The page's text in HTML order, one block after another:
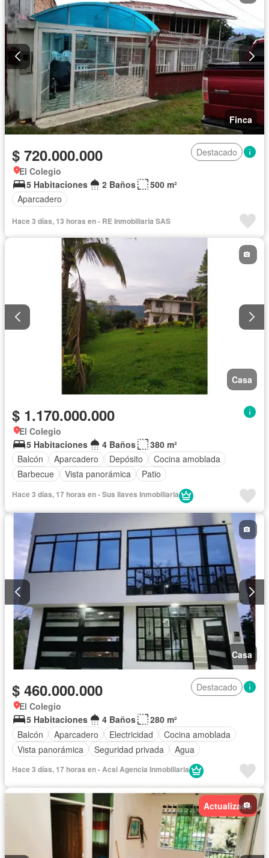
Finca
$ 720.000.000
Destacado
El Colegio
5 Habitaciones
2 Baños
500 m²
Aparcadero
Hace 3 días, 13 horas en - RE Inmobiliaria SAS
Casa
$ 1.170.000.000
El Colegio
5 Habitaciones
4 Baños
380 m²
Balcón
Aparcadero Depósito
Cocina amoblada
Barbecue
Vista panorámica Patio
Hace 3 días, 17 horas en - Sus llaves Inmobiliaria
Casa
$ 460.000.000
Destacado
El Colegio
5 Habitaciones
4 Baños
280 m²
Balcón
Aparcadero Electricidad
Cocina amoblada
Vista panorámica
Seguridad privada Agua
Hace 3 días, 17 horas en - Acsi Agencia Inmobiliaria
Actualizado